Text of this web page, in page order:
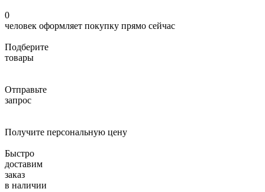
0
человек оформляет покупку прямо сейчас
Подберите
товары
Отправьте
запрос
Получите персональную цену
Быстро
доставим
заказ
в наличии